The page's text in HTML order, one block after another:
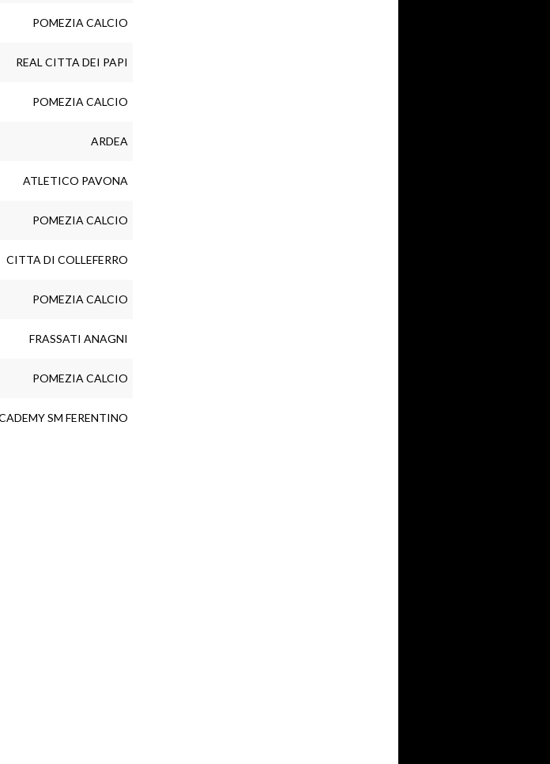
POMEZIA CALCIO
REAL CITTA DEI PAPI
POMEZIA CALCIO
ARDEA
ATLETICO PAVONA
POMEZIA CALCIO
CITTA DI COLLEFERRO
POMEZIA CALCIO
FRASSATI ANAGNI
POMEZIA CALCIO
SM FERENTINO